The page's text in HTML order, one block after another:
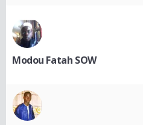
Modou Fatah SOW